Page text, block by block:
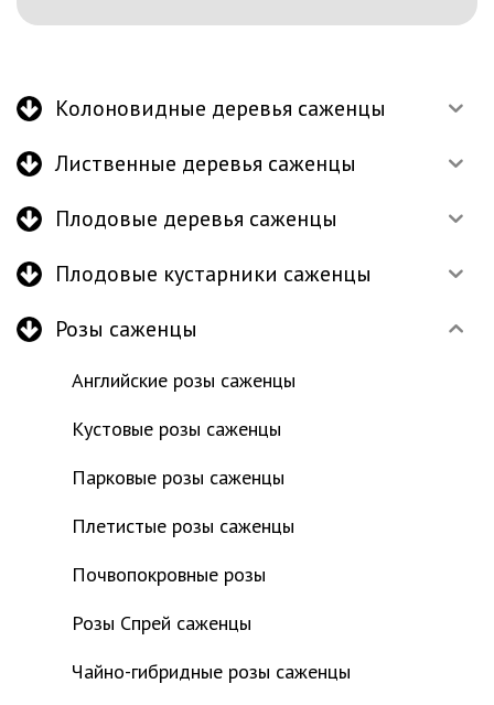
Колоновидные деревья саженцы
Лиственные деревья саженцы
Плодовые деревья саженцы
Плодовые кустарники саженцы
Розы саженцы
Английские розы саженцы
Кустовые розы саженцы
Парковые розы саженцы
Плетистые розы саженцы
Почвопокровные розы
Розы Спрей саженцы
Чайно-гибридные розы саженцы